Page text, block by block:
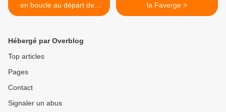
en boucle au départ des
Clavins.
la Faverge >
Hébergé par Overblog
Top articles
Pages
Contact
Signaler un abus